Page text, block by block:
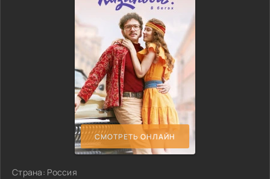
СМОТРЕТЬ ОНЛАЙН
Страна: Россия